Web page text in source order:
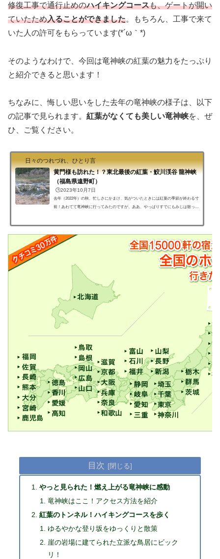
修復工事で通行止めのハイキングコースも、ゲートが開い
ていたため入ることができました。もちろん、工事で来て
いた人の許可をもらっています(*´ω｀*)
そのようなわけで、今回は竜神峡の紅葉の魅力をたっぷり
と紹介できると思います！
ちなみに、悔しい思いをした去年の竜神峡の様子は、以下
の記事で見られます。 紅葉がなくても美しい竜神峡を、ぜ
ひ、ご覧ください。
日々のつれづれ、ひとり言
黄門様も訪れた！？東北最後の紅葉・鮫川渓谷 龍神峡
（福島県遠野町）
🕒️2023年10月7日
去年（2022年）の秋、忙しさにかまけ、気がついたときには紅葉の季節が終わる寸
前！あわてて竜神峡に行ってみたのですが、ああ、やっぱりすでにもみじは散って
に美しい景観が楽しめます。今年も、もうそろそろ紅葉の季節です。今年こそ、必
ず紅葉に包まれた竜神峡を写真に撮ってきたいと思ってい...
目次
やっと見られた！燃え上がる竜神峡に感動
竜神峡はここ！アクセス方法を紹介
紅葉のトンネル！ハイキングコースを歩く
ゆるやかな登り坂をゆっくりと散策
崖の岩場に建てられた立派な鳥居にビック
リ！